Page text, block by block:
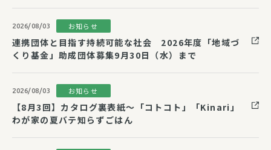
2026/08/03 お知らせ
連携団体と目指す持続可能な社会 2026年度「地域づ
くり基金」助成団体募集9月30日（水）まで
2026/08/03 お知らせ
【8月3回】カタログ裏表紙～「コトコト」「Kinari」
わが家の夏バテ知らずごはん